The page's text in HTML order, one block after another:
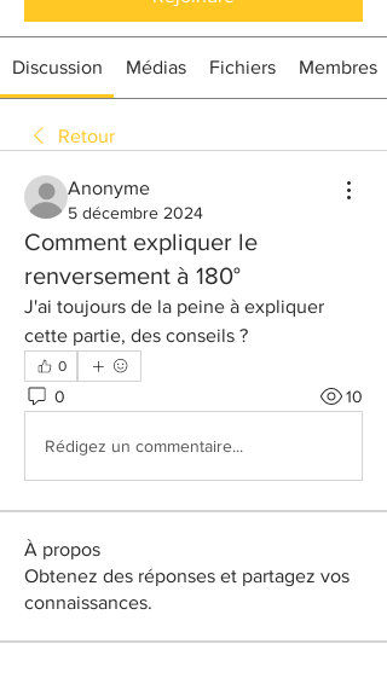
Discussion Médias Fichiers Membres
Retour
Anonyme
5 décembre 2024
Comment expliquer le
renversement à 180°
J'ai toujours de la peine à expliquer
cette partie, des conseils ?
0
0 10
Rédigez un commentaire...
À propos
Obtenez des réponses et partagez vos
connaissances.